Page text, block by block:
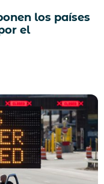
los países
el